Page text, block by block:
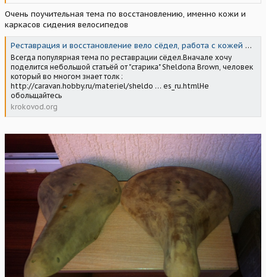
Очень поучительная тема по восстановлению, именно кожи и
каркасов сидения велосипедов
Реставрация и восстановление вело сёдел, работа с кожей и т.д. — Общие темы. Мастерская. Библиотека. Вопросы. — Кроковод
Всегда популярная тема по реставрации сёдел.Вначале хочу
поделится небольшой статьёй от "старика" Sheldona Brown, человек
который во многом знает толк :
http://caravan.hobby.ru/materiel/sheldo … es_ru.htmlНе
обольщайтесь
krokovod.org